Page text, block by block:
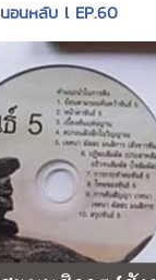
นอนหลับ l EP.60